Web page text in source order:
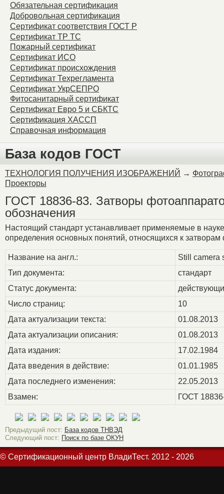
Обязательная сертификация
Добровольная сертификация
Сертификат соответствия ГОСТ Р
Сертификат ТР ТС
Пожарный сертификат
Сертификат ИСО
Сертификат происхождения
Сертификат Техрегламента
Сертификат УкрСЕПРО
Фитосанитарный сертификат
Сертификат Евро 5 и СБКТС
Сертификация ХАССП
Справочная информация
База кодов ГОСТ
ТЕХНОЛОГИЯ ПОЛУЧЕНИЯ ИЗОБРАЖЕНИЙ →
Проекторы
ГОСТ 18836-83. Затворы
обозначения
Настоящий стандарт устанавливает применяемые в
определения основных понятий, относящихся к
Название на англ.:
Still camera
Тип документа:
стандарт
Статус документа:
Число страниц:
10
Дата актуализации текста:
01.08.2013
Дата актуализации описания:
01.08.2013
Дата издания:
17.02.1984
Дата введения в действие:
01.01.1985
Дата последнего изменения:
22.05.2013
Взамен:
ГОСТ
Предыдущий пост: База кодов ТНВЭД
Следующий пост: Поиск по базе ОКУН
© Сертификационный центр ВладиТест. 2012 - 2026
Warning: Unknown:
Please verify that the
session.save_path is
Unknownon line